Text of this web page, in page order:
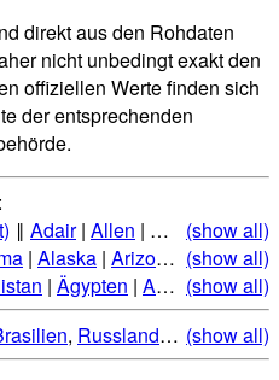
direkt aus den Rohdaten
nicht unbedingt exakt den
offiziellen Werte finden sich
der entsprechenden
‖ Adair| Allen | Anderson|
(show all)
| Alaska | Arizona |Arkansas
(show all)
| Ägypten | Albanien |
(show all)
, Russland,Indien,
(show all)